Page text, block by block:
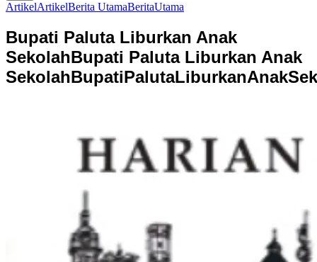
ArtikelArtikelBerita UtamaBeritaUtama
Bupati Paluta Liburkan Anak
SekolahBupati Paluta Liburkan Anak
SekolahBupatiPalutaLiburkanAnakSek